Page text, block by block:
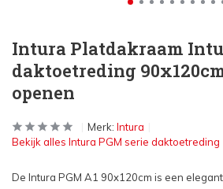
Intura Platdakraam
daktoetreding
openen
Merk: Intura
Bekijk alles Intura PGM serie daktoetreding
De Intura PGM A1 90x120cm is een